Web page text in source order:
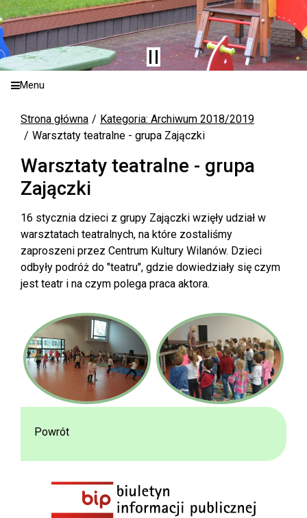
Menu
Strona główna
Kategoria: Archiwum 2018/2019
Warsztaty teatralne - grupa Zajączki
Warsztaty teatralne - grupa
Zajączki
16 stycznia dzieci z grupy Zajączki wzięły udział w
warsztatach teatralnych, na które zostaliśmy
zaproszeni przez Centrum Kultury Wilanów. Dzieci
odbyły podróż do "teatru", gdzie dowiedziały się czym
jest teatr i na czym polega praca aktora.
Powrót